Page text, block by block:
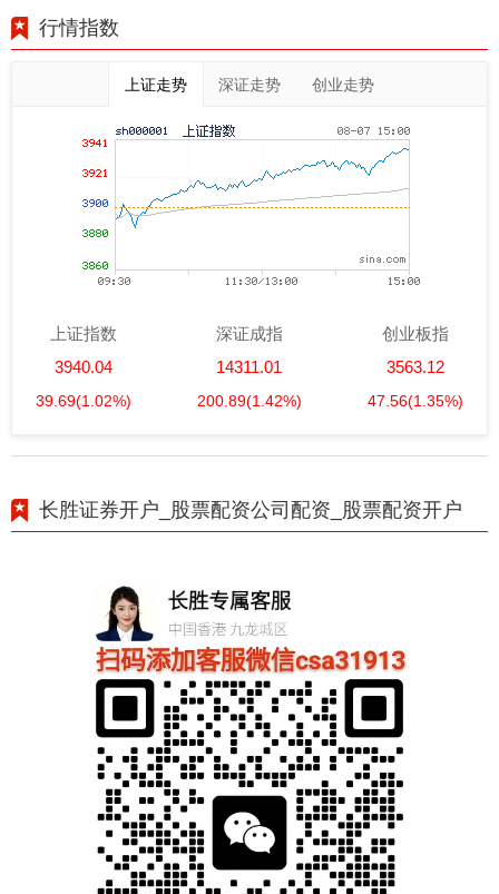
行情指数
上证走势 深证走势 创业走势
上证指数
3940.04
39.69(1.02%)
深证成指
14311.01
200.89(1.42%)
创业板指
3563.12
47.56(1.35%)
长胜证券开户_股票配资公司配资_股票配资开户